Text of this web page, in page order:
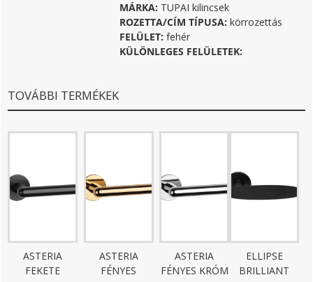
MÁRKA: TUPAI kilincsek
ROZETTA/CÍM TÍPUSA: körrozettás
FELÜLET: fehér
KÜLÖNLEGES FELÜLETEK:
TOVÁBBI TERMÉKEK
ASTERIA
FEKETE
ASTERIA
FÉNYES
ASTERIA
FÉNYES KRÓM
ELLIPSE
BRILLIANT